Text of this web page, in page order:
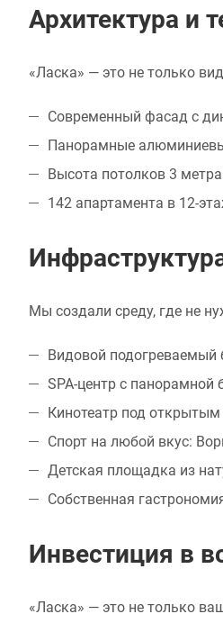
Архитектура и
«Ласка» — это не только
Современный фасад с
Панорамные
Высота потолков 3
142 апартамента в 12-
Мы создали среду, где не
Видовой подогреваемый
SPA-центр с
Кинотеатр под
Спорт на любой вкус:
Детская площадка из
Собственная
Инвестиция в
«Ласка» — это не только